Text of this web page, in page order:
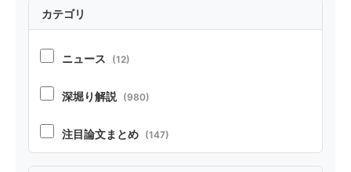
カテゴリ
ニュース (12)
深堀り解説 (980)
注目論文まとめ (147)